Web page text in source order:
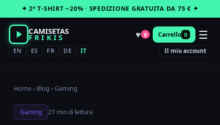
al
contenuto
✦ 2ª T-SHIRT −20% · SPEDIZIONE GRATUITA DA 75 € ✦
CAMISETAS
FRIKIS ♥ 0 Carrello 0 ☰
EN ES FR DE IT Il mio account
Home› Blog ›Gaming
Gaming 27 min di lettura